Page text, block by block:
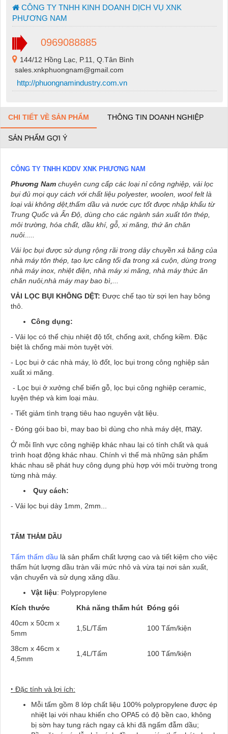
CÔNG TY TNHH KINH DOANH DỊCH VỤ XNK
PHƯƠNG NAM
0969088885
144/12 Hồng Lạc, P.11, Q.Tân Bình
sales.xnkphuongnam@gmail.com
http://phuongnamindustry.com.vn
CHI TIẾT VỀ SẢN PHẨM THÔNG TIN DOANH NGHIỆP
SẢN PHẨM GỢI Ý
CÔNG TY TNHH KDDV XNK PHƯƠNG NAM
Phương Nam chuyên cung cấp các loại nỉ công nghiệp, vải lọc
bụi đủ mọi quy cách với chất liệu polyester, woolen, wool felt là
loại vải không dệt,thấm dầu và nước cực tốt được nhập khẩu từ
Trung Quốc và Ấn Độ, dùng cho các ngành sản xuất tôn thép,
môi trường, hóa chất, dầu khí, gỗ, xi măng, thứ ăn chăn
nuôi.....
Vải lọc bụi được sử dụng rộng rãi trong dây chuyền xả băng của
nhà máy tôn thép, tạo lực căng tối đa trong xả cuộn, dùng trong
nhà máy inox, nhiệt điện, nhà máy xi măng, nhà máy thức ăn
chăn nuôi,nhà máy may bao bì,...
VẢI LỌC BỤI KHÔNG DỆT: Được chế tạo từ sợi len hay bông
thô.
Công dụng:
- Vải lọc có thể chịu nhiệt độ tốt, chống axit, chống kiềm. Đặc
biệt là chống mài mòn tuyệt vời.
- Lọc bụi ở các nhà máy, lò đốt, lọc bụi trong công nghiệp sản
xuất xi măng.
- Lọc bụi ở xưởng chế biến gỗ, lọc bụi công nghiệp ceramic,
luyện thép và kim loại màu.
- Tiết giảm tình trạng tiêu hao nguyên vật liệu.
- Đóng gói bao bì, may bao bì dùng cho nhà máy dệt, may.
Ở mỗi lĩnh vực công nghiệp khác nhau lại có tính chất và quá
trình hoạt động khác nhau. Chính vì thế mà những sản phẩm
khác nhau sẽ phát huy công dụng phù hợp với môi trường trong
từng nhà máy.
Quy cách:
- Vải lọc bụi dày 1mm, 2mm...
TẤM THẮM DẦU
Tấm thấm dầu là sản phẩm chất lượng cao và tiết kiệm cho việc
thấm hút lượng dầu tràn vãi mức nhỏ và vừa tại nơi sản xuất,
vận chuyển và sử dụng xăng dầu.
Vật liệu: Polypropylene
Kích thước
Khả năng thấm hút Đóng gói
40cm x 50cm x
5mm
1,5L/Tấm 100 Tấm/kiện
38cm x 46cm x
4,5mm
1,4L/Tấm 100 Tấm/kiện
‣ Đặc tính và lợi ích:
Mỗi tấm gồm 8 lớp chất liệu 100% polypropylene được ép
nhiệt lại với nhau khiến cho OPA5 có độ bền cao, không
bị sờn hay tung rách ngay cả khi đã ngấm đẫm dầu;